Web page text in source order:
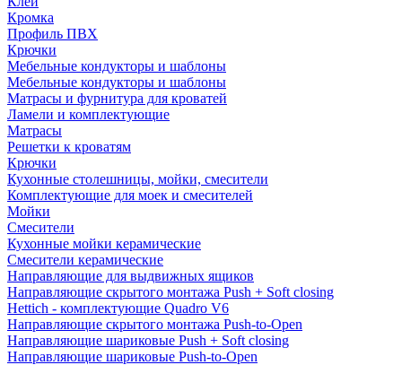
Кромка
Профиль ПВХ
Крючки
Мебельные кондукторы и шаблоны
Мебельные кондукторы и шаблоны
Матрасы и фурнитура для кроватей
Ламели и комплектующие
Матрасы
Решетки к кроватям
Крючки
Кухонные столешницы, мойки, смесители
Комплектующие для моек и смесителей
Мойки
Смесители
Кухонные мойки керамические
Смесители керамические
Направляющие для выдвижных ящиков
Направляющие скрытого монтажа Push + Soft closing
Hettich - комплектующие Quadro V6
Направляющие скрытого монтажа Push-to-Open
Направляющие шариковые Push + Soft closing
Направляющие шариковые Push-to-Open